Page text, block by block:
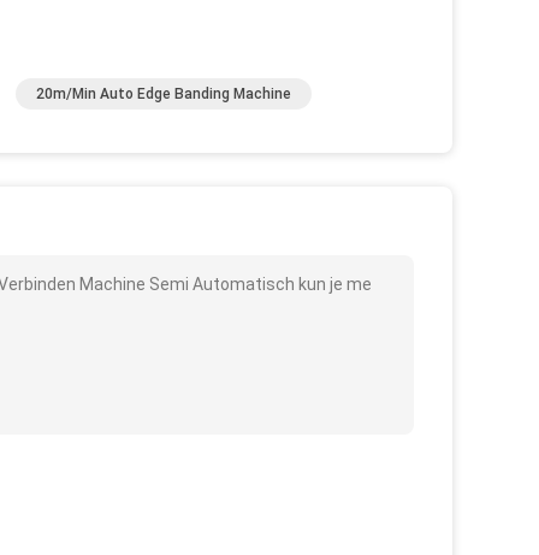
20m/Min Auto Edge Banding Machine
Machine Semi Automatisch kun je me